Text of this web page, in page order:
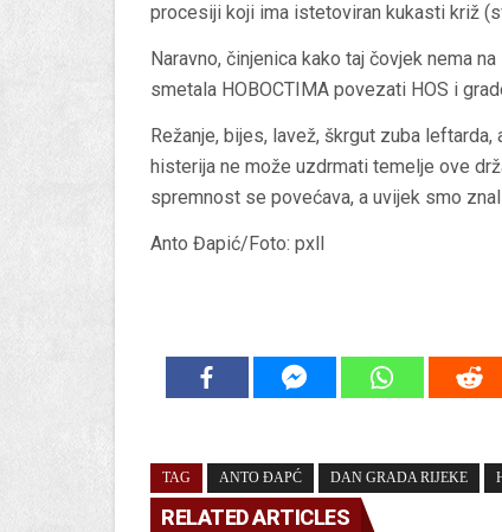
procesiji koji ima istetoviran kukasti križ
Naravno, činjenica kako taj čovjek nema
smetala HOBOCTIMA povezati HOS i
Režanje, bijes, lavež, škrgut zuba
histerija ne može uzdrmati temelje ove
spremnost se povećava, a uvijek smo
Anto Đapić/Foto: pxll
TAG ANTO ĐAPĆ DAN GRADA RIJEKE
RELATED ARTICLES